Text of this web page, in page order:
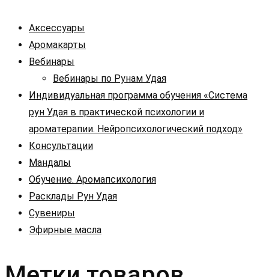
Аксессуары
Аромакарты
Вебинары
Вебинары по Рунам Удая
Индивидуальная программа обучения «Система
рун Удая в практической психологии и
ароматерапии. Нейропсихологический подход»
Консультации
Мандалы
Обучение. Аромапсихология
Расклады Рун Удая
Сувениры
Эфирные масла